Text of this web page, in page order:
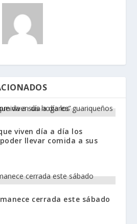
viven día a día los
llevar comida a sus
cerrada este sábado